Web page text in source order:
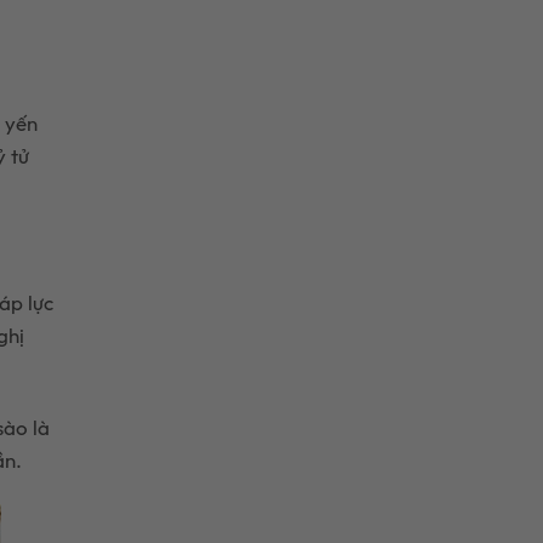
yến
tử
lực
là